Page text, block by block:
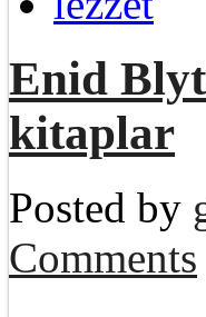
Enid
kitaplar
Posted by
Comments